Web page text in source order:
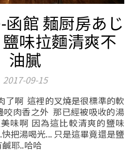
館 麺厨房あじ
味拉麵清爽不
油膩
2017-09-15
肉香之外 那已經被吸收的湯
味啊 因為這比較清爽的鹽味
把湯喝光... 只是這畢竟還是鹽
耶..哈哈